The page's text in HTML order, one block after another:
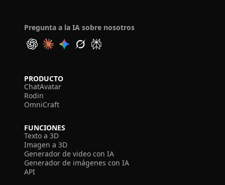
Pregunta a la IA sobre nosotros
PRODUCTO
ChatAvatar
Rodin
OmniCraft
FUNCIONES
Texto a 3D
Imagen a 3D
Generador de video con IA
Generador de imágenes con IA
API